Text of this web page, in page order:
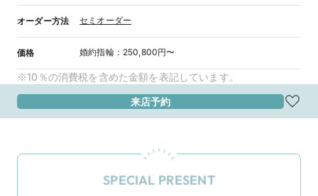
オーダー方法 セミオーダー
価格 婚約指輪： 250,800円〜
※10％の消費税を含めた金額を表記しています。
来店予約
SPECIAL PRESENT